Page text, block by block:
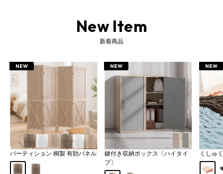
New Item
新着商品
NEW
パーティション 桐製 有効パネル
AタイプBタイプ
NEW
鍵付き収納ボックス〔ハイタイ
プ〕
NEW
くしゅ
アイ